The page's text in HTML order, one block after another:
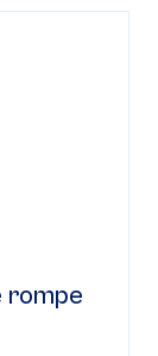
rompe